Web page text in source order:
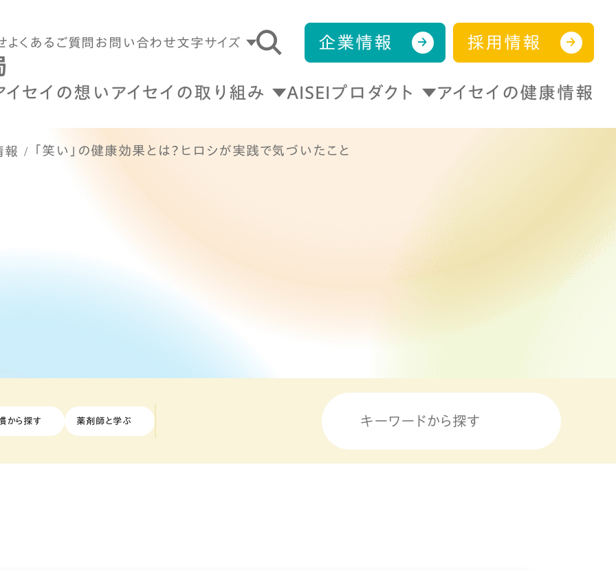
よくあるご質問 お問い合わせ文字サイズ 企業情報 採用情報
イセイの想い アイセイの取り組み AISEIプロダクト アイセイの健康情報
報 「笑い」の健康効果とは？ヒロシが実践で気づいたこと
から探す 薬剤師と学ぶ